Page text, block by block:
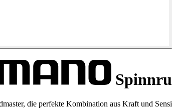
die perfekte Kombination aus Kraft und